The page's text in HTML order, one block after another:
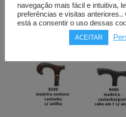
navegação mais fácil e intuitiva,
preferências e visitas anteriores..
está a consentir o uso dessas
ACEITAR